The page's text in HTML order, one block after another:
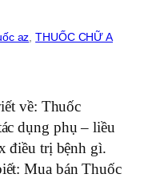
az , THUỐC CHỮ A
về: Thuốc
dụng phụ – liều
điều trị bệnh gì.
Mua bán Thuốc